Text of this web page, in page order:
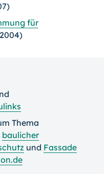
für
Thema
baulicher
und Fassade